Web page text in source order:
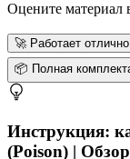
Оцените материал
🚀Работает
📦 Полная
Инструкция:
(Poison) |